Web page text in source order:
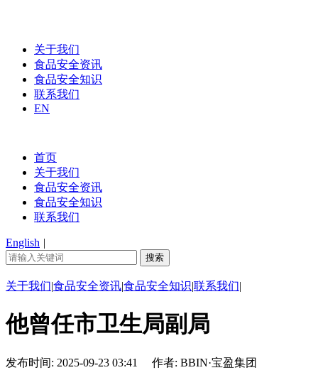
关于我们
食品安全资讯
食品安全知识
联系我们
EN
首页
关于我们
食品安全资讯
食品安全知识
联系我们
English |
关于我们|食品安全资讯|食品安全知识|联系我们|
他曾任市卫生局副局
发布时间: 2025-09-23 03:41 作者: BBIN·宝盈集团